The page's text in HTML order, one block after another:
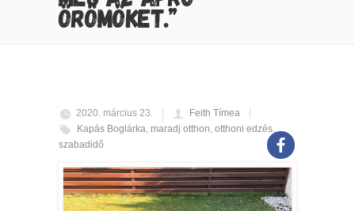
ÖRÖMÖKET.”
2020. március 23.
Feith Tímea
Kapás Boglárka, maradj otthon, otthoni edzés,
szabadidő